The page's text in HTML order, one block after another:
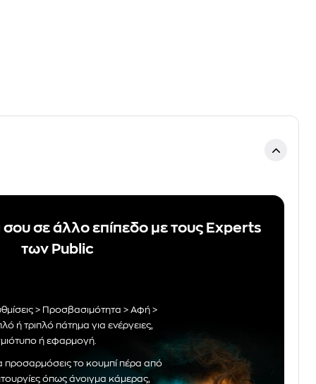
σου σε άλλο επίπεδο με τους Εxperts
των Public
> Προσβασιμότητα > Αφή >
ή τριπλό πάτημα για ενέργειες,
ή εφαρμογή.
προσαρμόσεις το κουμπί πέρα από
όπως άνοιγμα κάμερας,